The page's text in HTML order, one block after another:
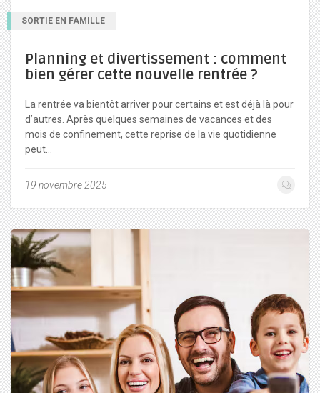
SORTIE EN FAMILLE
Planning et divertissement : comment
bien gérer cette nouvelle rentrée ?
La rentrée va bientôt arriver pour certains et est déjà là pour
d’autres. Après quelques semaines de vacances et des
mois de confinement, cette reprise de la vie quotidienne
peut…
19 novembre 2025